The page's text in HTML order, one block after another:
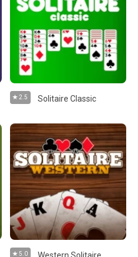
2.5 Solitaire Classic
5.0